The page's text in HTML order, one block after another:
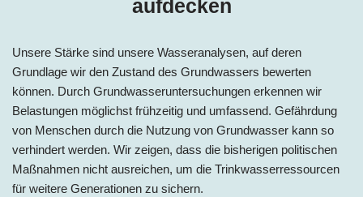
aufdecken
Unsere Stärke sind unsere Wasseranalysen, auf deren
Grundlage wir den Zustand des Grundwassers bewerten
können. Durch Grundwasseruntersuchungen erkennen wir
Belastungen möglichst frühzeitig und umfassend. Gefährdung
von Menschen durch die Nutzung von Grundwasser kann so
verhindert werden. Wir zeigen, dass die bisherigen politischen
Maßnahmen nicht ausreichen, um die Trinkwasserressourcen
für weitere Generationen zu sichern.